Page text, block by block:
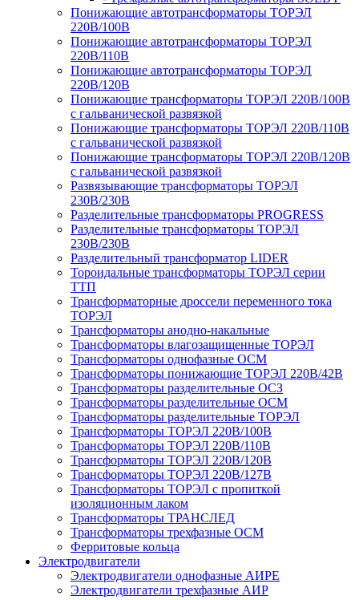
Понижающие автотрансформаторы ТОРЭЛ
220В/100В
Понижающие автотрансформаторы ТОРЭЛ
220В/110В
Понижающие автотрансформаторы ТОРЭЛ
220В/120В
Понижающие трансформаторы ТОРЭЛ 220В/100В
с гальванической развязкой
Понижающие трансформаторы ТОРЭЛ 220В/110В
с гальванической развязкой
Понижающие трансформаторы ТОРЭЛ 220В/120В
с гальванической развязкой
Развязывающие трансформаторы ТОРЭЛ
230В/230В
Разделительные трансформаторы PROGRESS
Разделительные трансформаторы ТОРЭЛ
230В/230В
Разделительный трансформатор LIDER
Тороидальные трансформаторы ТОРЭЛ серии
ТТП
Трансформаторные дроссели переменного тока
ТОРЭЛ
Трансформаторы анодно-накальные
Трансформаторы влагозащищенные ТОРЭЛ
Трансформаторы однофазные ОСМ
Трансформаторы понижающие ТОРЭЛ 220В/42В
Трансформаторы разделительные ОСЗ
Трансформаторы разделительные ОСМ
Трансформаторы разделительные ТОРЭЛ
Трансформаторы ТОРЭЛ 220В/100В
Трансформаторы ТОРЭЛ 220В/110В
Трансформаторы ТОРЭЛ 220В/120В
Трансформаторы ТОРЭЛ 220В/127В
Трансформаторы ТОРЭЛ с пропиткой
изоляционным лаком
Трансформаторы ТРАНСЛЕД
Трансформаторы трехфазные ОСМ
Ферритовые кольца
Электродвигатели
Электродвигатели однофазные АИРЕ
Электродвигатели трехфазные АИР